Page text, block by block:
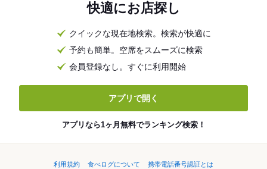
快適にお店探し
クイックな現在地検索。検索が快適に
予約も簡単。空席をスムーズに検索
会員登録なし。すぐに利用開始
アプリで開く
アプリなら1ヶ月無料でランキング検索！
利用規約 食べログについて
携帯電話番号認証とは